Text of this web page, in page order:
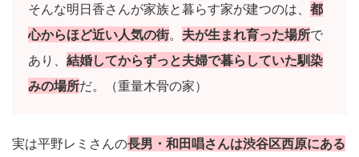
そんな明日香さんが家族と暮らす家が建つのは、 都
心からほど近い人気の街。 夫が生まれ育った場所で
あり、 結婚してからずっと夫婦で暮らしていた馴染
みの場所だ。（重量木骨の家）
実は平野レミさんの長男・和田唱さんは渋谷区西原にある